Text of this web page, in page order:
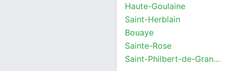
Haute-Goulaine
Saint-Herblain
Bouaye
Sainte-Rose
Saint-Philbert-de-Grand-Lieu